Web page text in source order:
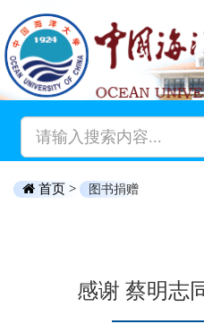
首页 > 图书捐赠
感谢 蔡明志